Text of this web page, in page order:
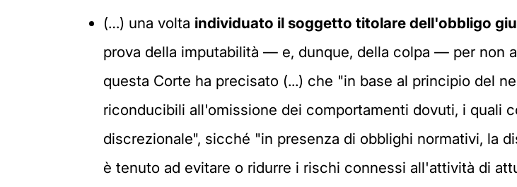
(…) una volta individuato il soggetto titolare dell'obbligo
prova della imputabilità — e, dunque, della colpa — per non
questa Corte ha precisato (...) che "in base al principio del
riconducibili all'omissione dei comportamenti dovuti, i quali
discrezionale", sicché "in presenza di obblighi normativi, la
è tenuto ad evitare o ridurre i rischi connessi all'attività di